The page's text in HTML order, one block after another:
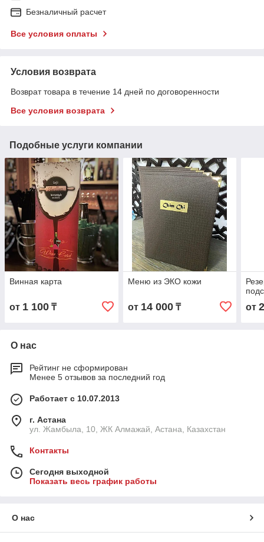
Безналичный расчет
Все условия оплаты
Условия возврата
Возврат товара в течение 14 дней по договоренности
Все условия возврата
Подобные услуги компании
Винная карта
от 1 100 ₸
Меню из ЭКО кожи
от 14 000₸ от
О нас
Рейтинг не сформирован
Менее 5 отзывов за последний год
Работает с 10.07.2013
г. Астана
ул. Жамбыла, 10, ЖК Алмажай, Астана, Казахстан
Контакты
Сегодня выходной
Показать весь график работы
О нас